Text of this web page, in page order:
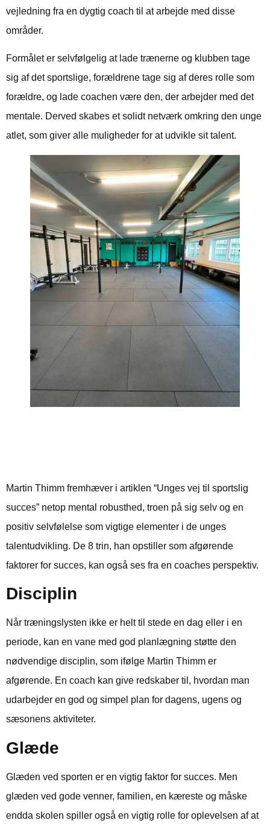
vejledning fra en dygtig coach til at arbejde med disse
områder.
Formålet er selvfølgelig at lade trænerne og klubben tage
sig af det sportslige, forældrene tage sig af deres rolle som
forældre, og lade coachen være den, der arbejder med det
mentale. Derved skabes et solidt netværk omkring den unge
atlet, som giver alle muligheder for at udvikle sit talent.
Martin Thimm fremhæver i artiklen “Unges vej til sportslig
succes” netop mental robusthed, troen på sig selv og en
positiv selvfølelse som vigtige elementer i de unges
talentudvikling. De 8 trin, han opstiller som afgørende
faktorer for succes, kan også ses fra en coaches perspektiv.
Disciplin
Når træningslysten ikke er helt til stede en dag eller i en
periode, kan en vane med god planlægning støtte den
nødvendige disciplin, som ifølge Martin Thimm er
afgørende. En coach kan give redskaber til, hvordan man
udarbejder en god og simpel plan for dagens, ugens og
sæsonens aktiviteter.
Glæde
Glæden ved sporten er en vigtig faktor for succes. Men
glæden ved gode venner, familien, en kæreste og måske
endda skolen spiller også en vigtig rolle for oplevelsen af at